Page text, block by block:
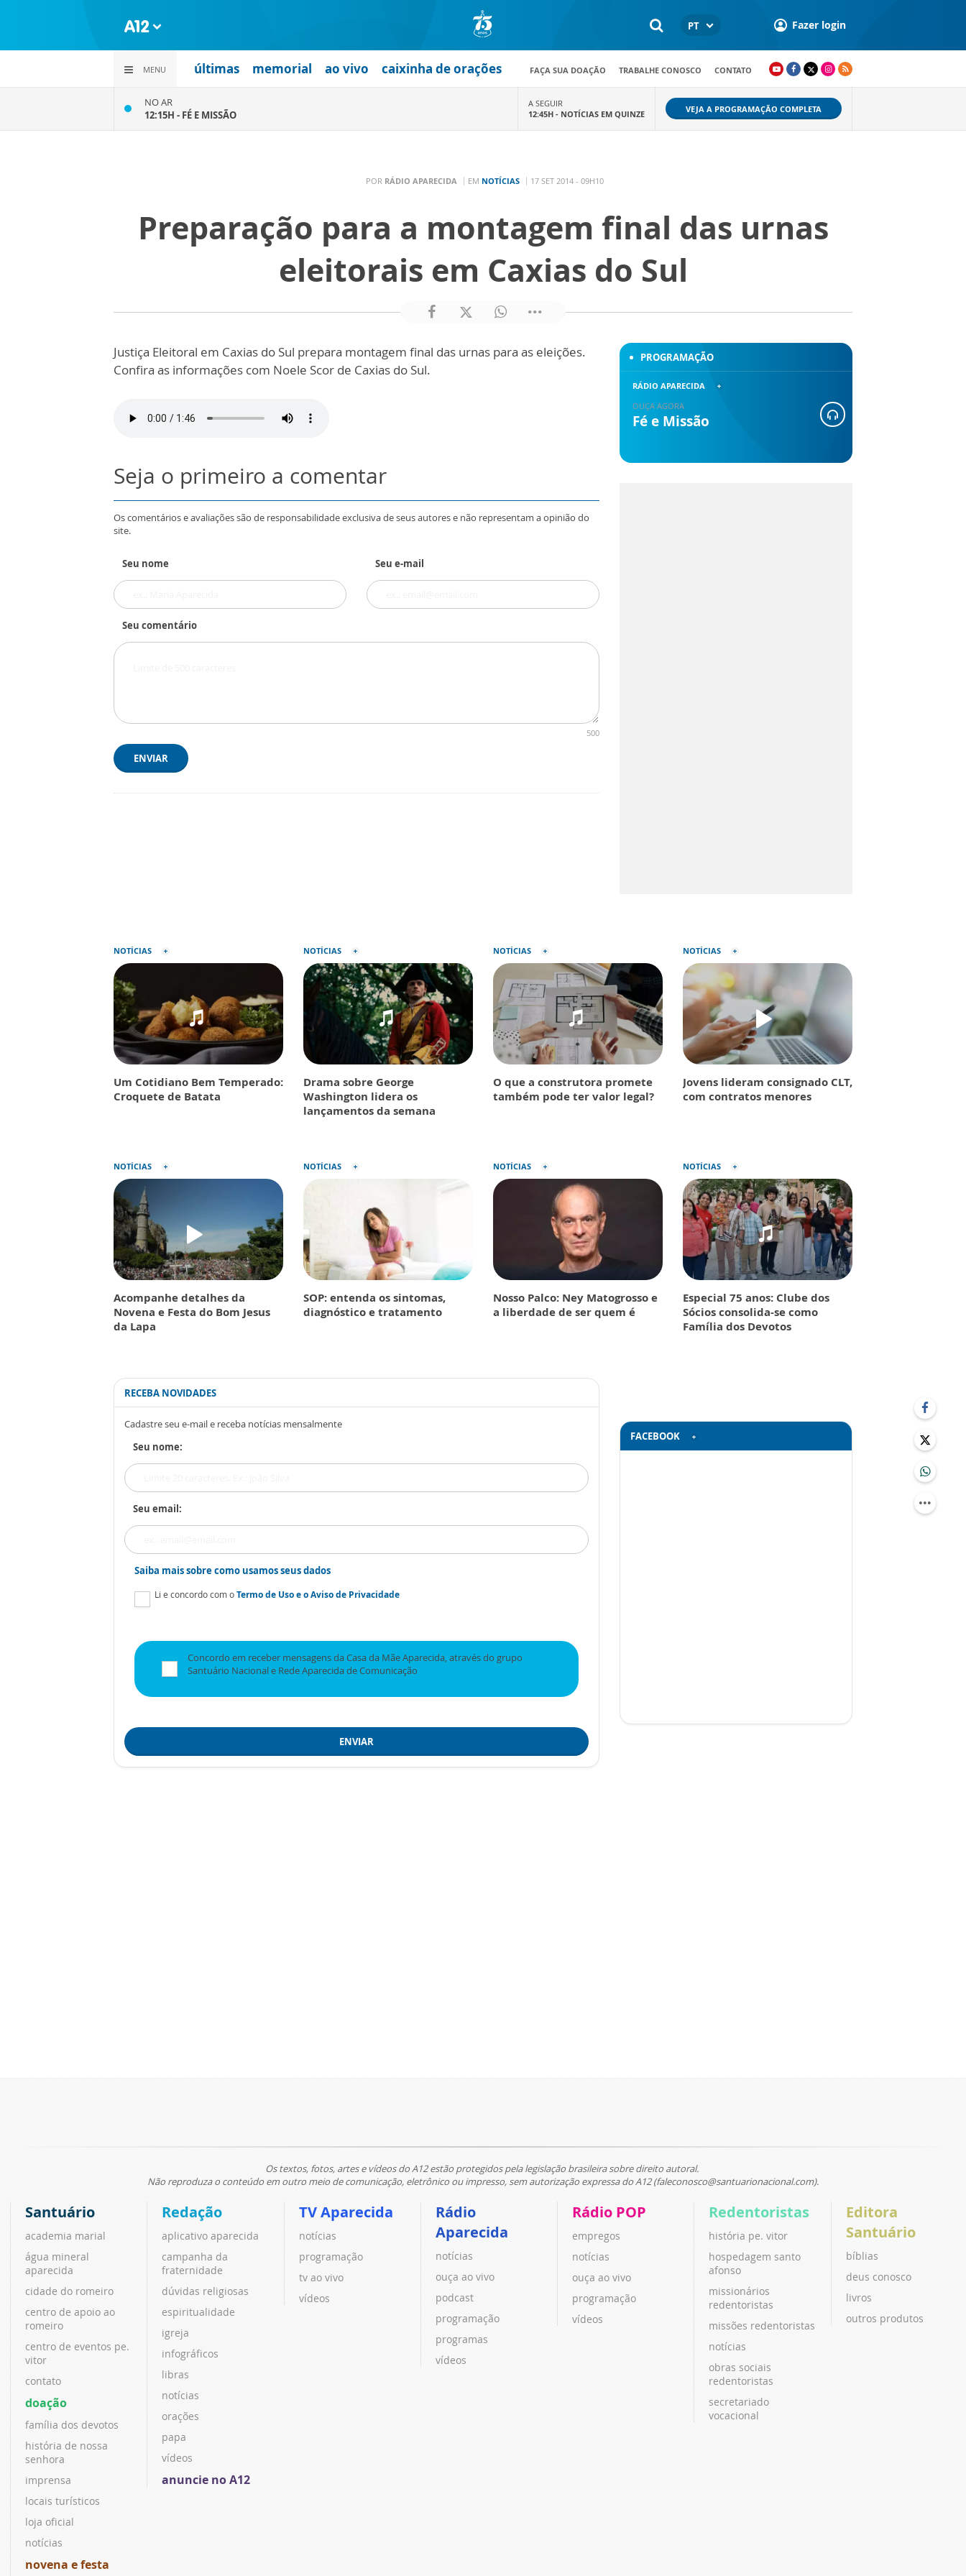
PT Fazer login
MENU últimas memorial ao vivo caixinha de orações FAÇA SUA DOAÇÃO TRABALHE CONOSCO CONTATO
NO AR
12:15H - FÉ E MISSÃO
A SEGUIR
12:45H - NOTÍCIAS EM QUINZE VEJA A PROGRAMAÇÃO COMPLETA
POR RÁDIO APARECIDA EM NOTÍCIAS 17 SET 2014 - 09H10
Preparação para a montagem final das urnas
eleitorais em Caxias do Sul
Justiça Eleitoral em Caxias do Sul prepara montagem final das urnas para as eleições.
Confira as informações com Noele Scor de Caxias do Sul.
Seja o primeiro a comentar
Os comentários e avaliações são de responsabilidade exclusiva de seus autores e não representam a opinião do
site.
Seu nome Seu e-mail
Seu comentário
500
ENVIAR
PROGRAMAÇÃO
RÁDIO APARECIDA
OUÇA AGORA
Fé e Missão
NOTÍCIAS
Um Cotidiano Bem Temperado:
Croquete de Batata
NOTÍCIAS
Drama sobre George
Washington lidera os
lançamentos da semana
NOTÍCIAS
O que a construtora promete
também pode ter valor legal?
NOTÍCIAS
Jovens lideram consignado CLT,
com contratos menores
NOTÍCIAS
Acompanhe detalhes da
Novena e Festa do Bom Jesus
da Lapa
NOTÍCIAS
SOP: entenda os sintomas,
diagnóstico e tratamento
NOTÍCIAS
Nosso Palco: Ney Matogrosso e
a liberdade de ser quem é
NOTÍCIAS
Especial 75 anos: Clube dos
Sócios consolida-se como
Família dos Devotos
RECEBA NOVIDADES
Cadastre seu e-mail e receba notícias mensalmente
Seu nome:
Seu email:
Saiba mais sobre como usamos seus dados
Li e concordo com oTermo de Usoe oAviso de Privacidade
Concordo em receber mensagens da Casa da Mãe Aparecida, através do grupo
Santuário Nacional e Rede Aparecida de Comunicação
ENVIAR
FACEBOOK
Os textos, fotos, artes e vídeos do A12 estão protegidos pela legislação brasileira sobre direito autoral.
Não reproduza o conteúdo em outro meio de comunicação, eletrônico ou impresso, sem autorização expressa do A12 (faleconosco@santuarionacional.com).
Santuário
academia marial
água mineral
aparecida
cidade do romeiro
centro de apoio ao
romeiro
centro de eventos pe.
vitor
contato
doação
família dos devotos
história de nossa
senhora
imprensa
locais turísticos
loja oficial
notícias
novena e festa
Redação
aplicativo aparecida
campanha da
fraternidade
dúvidas religiosas
espiritualidade
igreja
infográficos
libras
notícias
orações
papa
vídeos
anuncie no A12
TV Aparecida
notícias
programação
tv ao vivo
vídeos
Rádio
Aparecida
notícias
ouça ao vivo
podcast
programação
programas
vídeos
Rádio POP
empregos
notícias
ouça ao vivo
programação
vídeos
Redentoristas
história pe. vitor
hospedagem santo
afonso
missionários
redentoristas
missões redentoristas
notícias
obras sociais
redentoristas
secretariado
vocacional
Editora
Santuário
bíblias
deus conosco
livros
outros produtos